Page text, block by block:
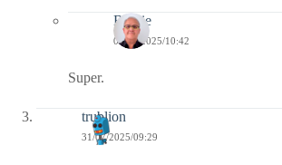
Bernie
01/08/2025/10:42
Super.
trublion
31/07/2025/09:29